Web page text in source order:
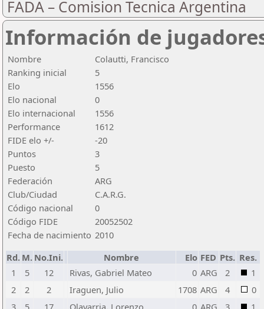
FADA – Comision Tecnica Argentina
Información de
Nombre
Colautti, Francisco
Ranking inicial
5
Elo
1556
Elo nacional
0
Elo internacional
1556
Performance
1612
FIDE elo +/-
-20
Puntos
3
Puesto
5
Federación
ARG
Club/Ciudad
C.A.R.G.
Código nacional
0
Código FIDE
20052502
Fecha de nacimiento 2010
Rd. M. No.Ini. Nombre Elo FED Pts. Res.
1
5 12 Rivas, Gabriel Mateo 0 ARG 2
1
2
2 2 Iraguen, Julio 1708 ARG 4
0
3
5 17 Olavarria, Lorenzo 0 ARG 3
1